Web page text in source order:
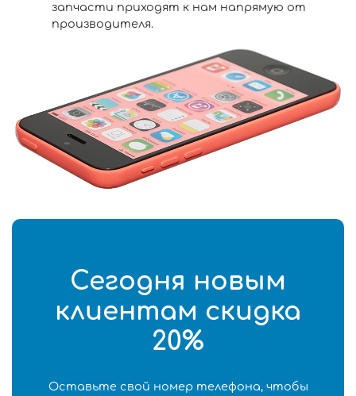
запчасти приходят к нам напрямую от
производителя.
Сегодня новым
клиентам скидка
20%
Оставьте свой номер телефона, чтобы